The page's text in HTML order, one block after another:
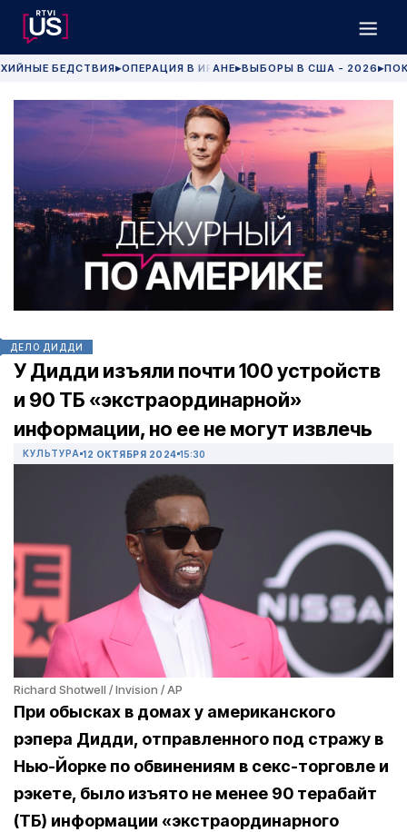
БЕДСТВИЯ▶ОПЕРАЦИЯ В ИРАНЕ▶ВЫБОРЫ В США - 2026 ▶
ДЕЛО ДИДДИ
У Дидди изъяли почти 100 устройств
и 90 ТБ «экстраординарной»
информации, но ее не могут извлечь
КУЛЬТУРА 12 ОКТЯБРЯ 2024 15:30
Richard Shotwell / Invision / AP
При обысках в домах у американского
рэпера Дидди, отправленного под стражу в
Нью-Йорке по обвинениям в секс-торговле и
рэкете, было изъято не менее 90 терабайт
(ТБ) информации «экстраординарного